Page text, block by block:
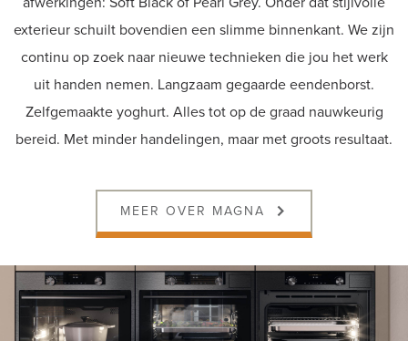
exterieur schuilt bovendien een slimme binnenkant. We zijn
continu op zoek naar nieuwe technieken die jou het werk
uit handen nemen. Langzaam gegaarde eendenborst.
Zelfgemaakte yoghurt. Alles tot op de graad nauwkeurig
bereid. Met minder handelingen, maar met groots resultaat.
MEER OVER MAGNA